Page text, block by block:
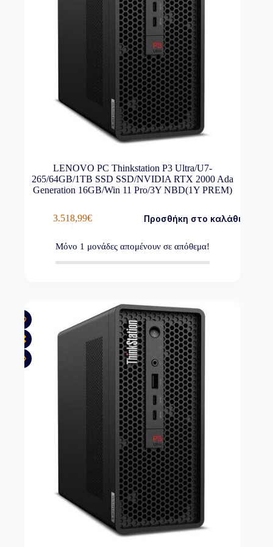
LENOVO PC Thinkstation P3 Ultra/U7-
265/64GB/1TB SSD SSD/NVIDIA RTX 2000 Ada
Generation 16GB/Win 11 Pro/3Y NBD(1Y PREM)
3.518,99€ Προσθήκη στο καλάθι
Μόνο 1 μονάδες απομένουν σε απόθεμα!